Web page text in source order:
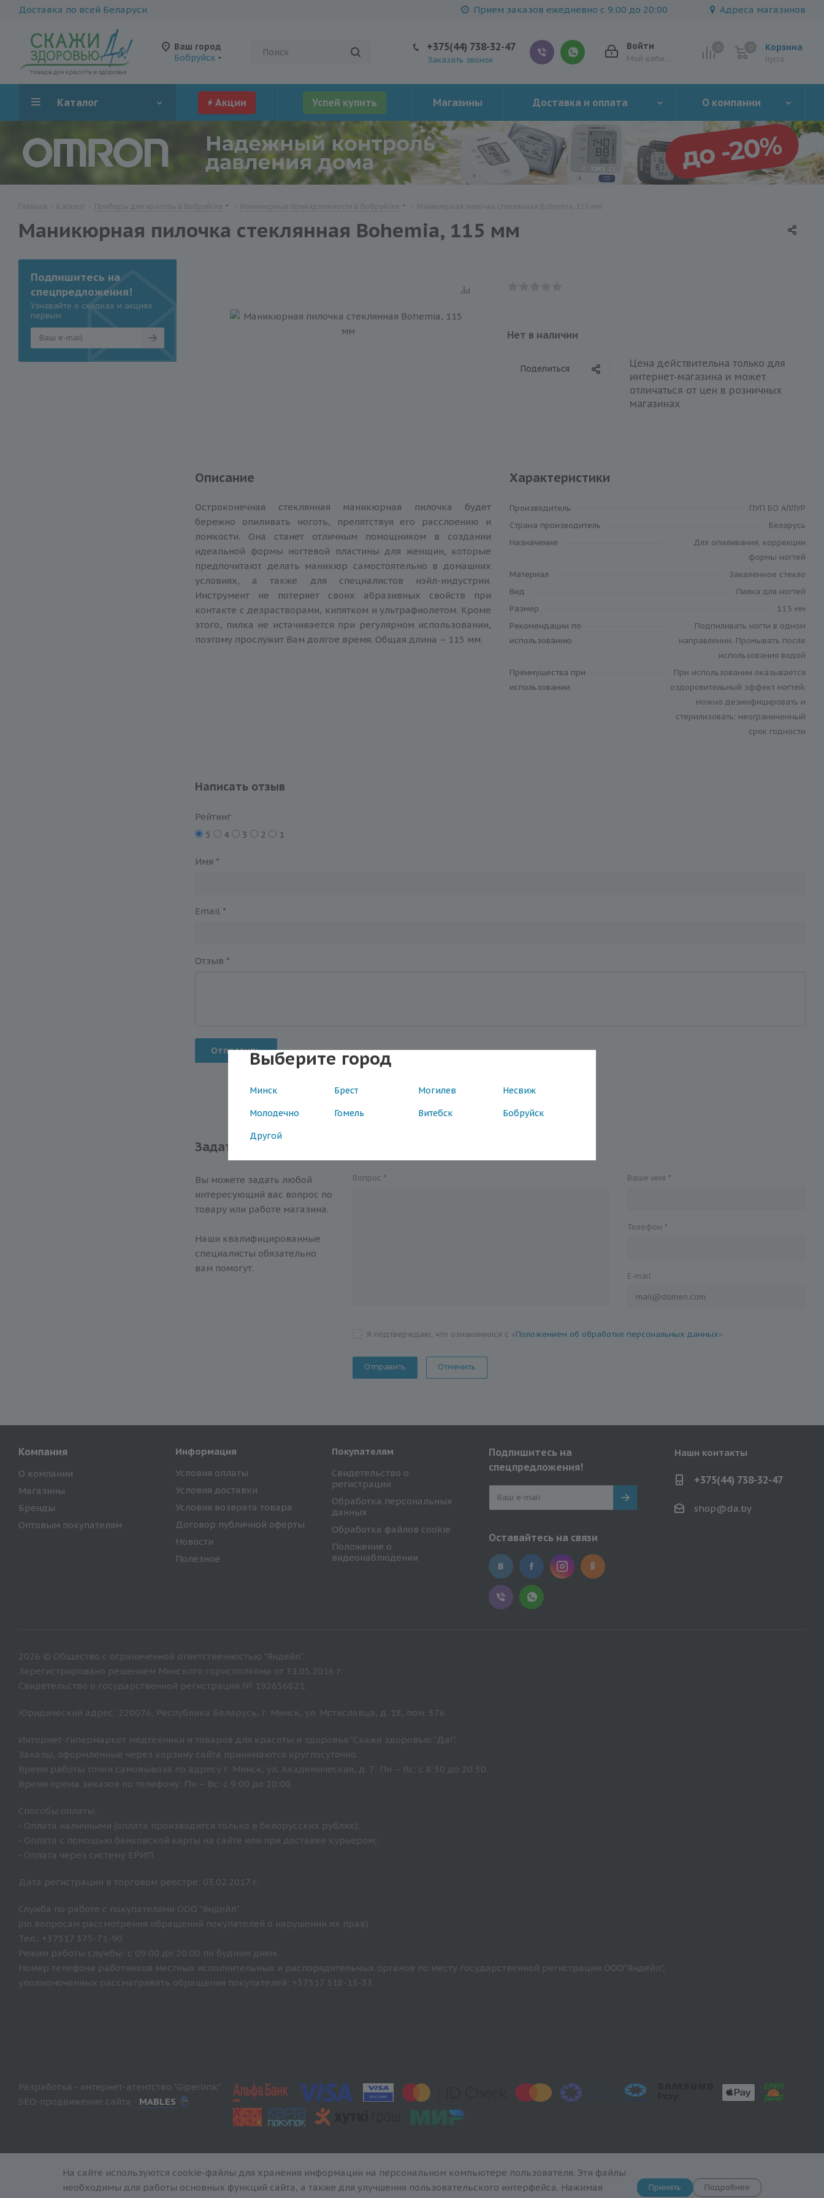
Выберите город
Минск Брест Могилев Несвиж
Молодечно Гомель Витебск Бобруйск
Другой
Доставка по всей Беларуси Прием заказов ежедневно с 9:00 до 20:00 Адреса магазинов
Ваш город
Бобруйск
Корзина
пуста
Войти
Мой кабинет
+375(44) 738-32-47
Заказать звонок
Каталог Акции Успей купить Магазины Доставка и оплата О компании
Маникюрная пилочка стеклянная Bohemia, 115 мм
Нет в наличии
Поделиться
Цена действительна только для
интернет-магазина и может
отличаться от цен в розничных
магазинах
Описание
Остроконечная стеклянная маникюрная пилочка будет
бережно опиливать ноготь, препятствуя его расслоению и
ломкости. Она станет отличным помощником в создании
идеальной формы ногтевой пластины для женщин, которые
предпочитают делать маникюр самостоятельно в домашних
условиях, а также для специалистов нэйл-индустрии.
Инструмент не потеряет своих абразивных свойств при
контакте с дезрастворами, кипятком и ультрафиолетом. Кроме
этого, пилка не истачивается при регулярном использовании,
поэтому прослужит Вам долгое время. Общая длина – 115 мм.
Характеристики
Производитель
ПУП БО АЛЛУР
Cтрана производитель
Беларусь
Назначение
Для опиливания, коррекции
формы ногтей
Материал
Закаленное стекло
Вид
Пилка для ногтей
Размер
115 мм
Рекомендации по
использованию
Подпиливать ногти в одном
направлении. Промывать после
использования водой
Преимущества при
использовании
При использовании оказывается
оздоровительный эффект ногтей;
можно дезинфицировать и
стерилизовать; неограниченный
срок годности
Написать отзыв
Рейтинг
5
4 3 2 1
Имя *
Email *
Отзыв *
Отправить
Задать вопрос
Вы можете задать любой
интересующий вас вопрос по
товару или работе магазина.
Наши квалифицированные
специалисты обязательно
вам помогут.
Вопрос * Ваше имя*
Телефон*
E-mail
Я подтверждаю, что ознакомился с «Положением об обработке персональных данных»
Отменить
Подпишитесь на
спецпредложения!
Узнавайте о скидках и акциях
первым
Компания
О компании
Магазины
Бренды
Оптовым покупателям
Информация
Условия оплаты
Условия доставки
Условия возврата товара
Договор публичной оферты
Новости
Полезное
Покупателям
Свидетельство о
регистрации
Обработка персональных
данных
Обработка файлов cookie
Положение о
видеонаблюдении
Подпишитесь на
спецпредложения!
Оставайтесь на связи
Наши контакты
+375(44) 738-32-47
shop@da.by
2026 © Общество с ограниченной ответственностью "Яндейл".
Зарегистрировано решением Минского горисполкома от 31.05.2016 г.
Свидетельство о государственной регистрации № 192656821.
Юридический адрес: 220076, Республика Беларусь, г. Минск, ул. Мстиславца, д. 18, пом. 376
Интернет-гипермаркет медтехники и товаров для красоты и здоровья "Скажи здоровью "Да!".
Заказы, оформленные через корзину сайта принимаются круглосуточно.
Время работы точки самовывоза по адресу г. Минск, ул. Академическая, д. 7: Пн – Вс: с 8:30 до 20:30.
Время прёма заказов по телефону: Пн – Вс: с 9:00 до 20:00.
Способы оплаты:
- Оплата наличными (оплата производится только в белорусских рублях);
- Оплата с помощью банковской карты на сайте или при доставке курьером;
- Оплата через систему ЕРИП.
Дата регистрации в торговом реестре: 03.02.2017 г.
Служба по работе с покупателями ООО "Яндейл"
(по вопросам рассмотрения обращений покупателей о нарушении их прав)
Тел.: +37517 375-71-90
Режим работы службы: с 09:00 до 20:00 по будним дням.
Номер телефона работников местных исполнительных и распорядительных органов по месту государственной регистрации ООО"Яндейл",
уполномоченных рассматривать обращения покупателей: +37517 318-13-33.
Разработка - интернет-агентство "Giperlink"
SEO-продвижение сайта - MABLES
На сайте используются cookie-файлы для хранения информации на персональном компьютере пользователя. Эти файлы
необходимы для работы основных функций сайта, а также для улучшения пользовательского интерфейса. Нажимая
Принять Подробнее